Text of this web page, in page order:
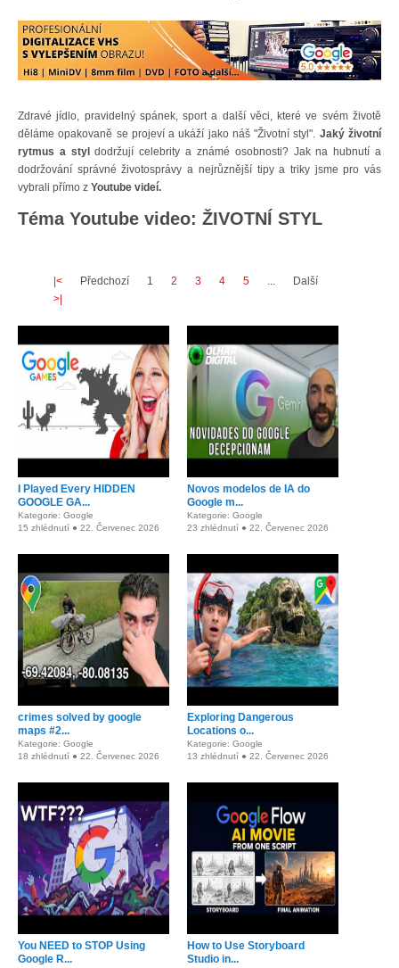
Zdravé jídlo, pravidelný spánek, sport a další věci, které ve svém životě
děláme opakovaně se projeví a ukáží jako náš "Životní styl". Jaký životní
rytmus a styl dodržují celebrity a známé osobnosti? Jak na hubnutí a
dodržování správné životosprávy a nejrůznější tipy a triky jsme pro vás
vybrali přímo z Youtube videí.
Téma Youtube video: ŽIVOTNÍ STYL
|< Předchozí 1 2 3 4 5 ...
Další
>|
I Played Every HIDDEN
GOOGLE GA...
Kategorie: Google
15 zhlédnutí ● 22. Červenec 2026
Novos modelos de IA do
Google m...
Kategorie: Google
23 zhlédnutí ● 22. Červenec 2026
crimes solved by google
maps #2...
Kategorie: Google
18 zhlédnutí ● 22. Červenec 2026
Exploring Dangerous
Locations o...
Kategorie: Google
13 zhlédnutí ● 22. Červenec 2026
You NEED to STOP Using
Google R...
How to Use Storyboard
Studio in...